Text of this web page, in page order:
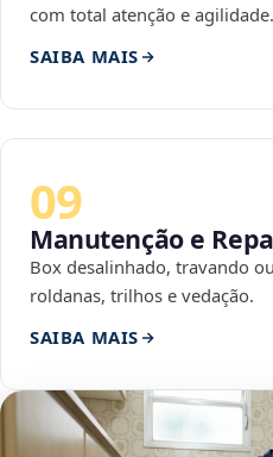
com total atenção e agilidade.
SAIBA MAIS
09
Manutenção e
Box desalinhado, travando
roldanas, trilhos e vedação.
SAIBA MAIS